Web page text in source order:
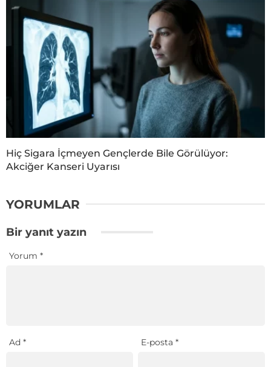
Hiç Sigara İçmeyen Gençlerde Bile Görülüyor:
Akciğer Kanseri Uyarısı
YORUMLAR
Bir yanıt yazın
Yorum *
Ad * E-posta*